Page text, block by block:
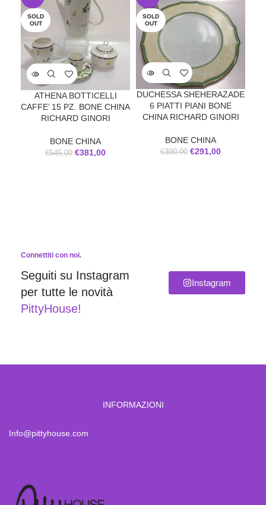
SOLD
OUT
ATHENA BOTTICELLI
CAFFE’ 15 PZ. BONE CHINA
RICHARD GINORI
BONE CHINA
€545,00 €381,00
SOLD
OUT
DUCHESSA SHEHERAZADE
6 PIATTI PIANI BONE
CHINA RICHARD GINORI
BONE CHINA
€390,00 €291,00
Connettiti con noi.
Seguiti su Instagram
per tutte le novità
PittyHouse!
Instagram
INFORMAZIONI
Info@pittyhouse.com